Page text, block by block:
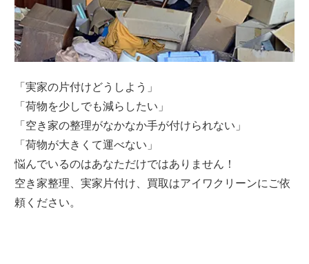
「実家の片付けどうしよう」
「荷物を少しでも減らしたい」
「空き家の整理がなかなか手が付けられない」
「荷物が大きくて運べない」
悩んでいるのはあなただけではありません！
空き家整理、実家片付け、買取はアイワクリーンにご依
頼ください。